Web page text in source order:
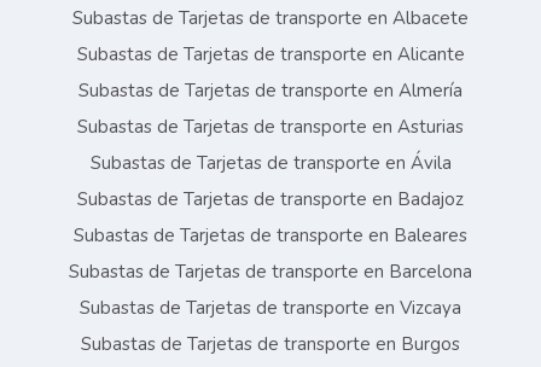
Subastas de Tarjetas de transporte en Albacete
Subastas de Tarjetas de transporte en Alicante
Subastas de Tarjetas de transporte en Almería
Subastas de Tarjetas de transporte en Asturias
Subastas de Tarjetas de transporte en Ávila
Subastas de Tarjetas de transporte en Badajoz
Subastas de Tarjetas de transporte en Baleares
Subastas de Tarjetas de transporte en Barcelona
Subastas de Tarjetas de transporte en Vizcaya
Subastas de Tarjetas de transporte en Burgos